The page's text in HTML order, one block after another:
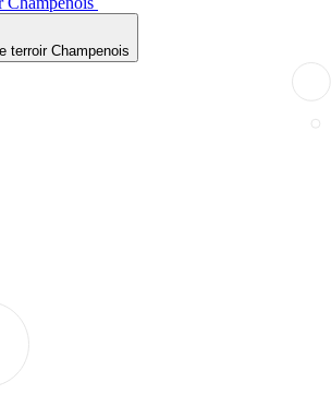
Le terroir Champenois